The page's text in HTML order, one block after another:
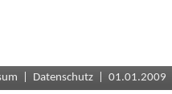
Datenschutz | 01.01.2009